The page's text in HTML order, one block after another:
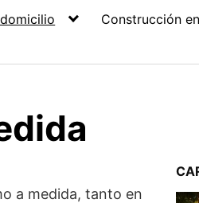
Construcción
a medida, tanto en